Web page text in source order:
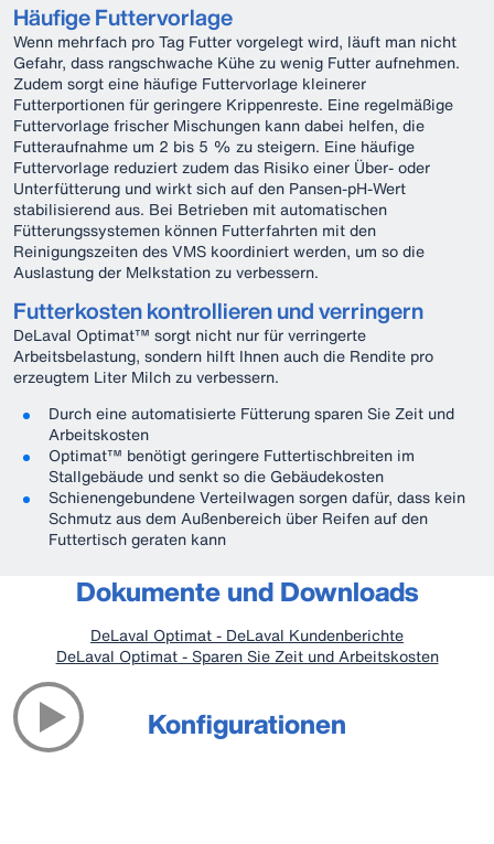
Häufige Futtervorlage
Wenn mehrfach pro Tag Futter vorgelegt wird, läuft man nicht
Gefahr, dass rangschwache Kühe zu wenig Futter aufnehmen.
Zudem sorgt eine häufige Futtervorlage kleinerer
Futterportionen für geringere Krippenreste. Eine regelmäßige
Futtervorlage frischer Mischungen kann dabei helfen, die
Futteraufnahme um 2 bis 5 % zu steigern. Eine häufige
Futtervorlage reduziert zudem das Risiko einer Über- oder
Unterfütterung und wirkt sich auf den Pansen-pH-Wert
stabilisierend aus. Bei Betrieben mit automatischen
Fütterungssystemen können Futterfahrten mit den
Reinigungszeiten des VMS koordiniert werden, um so die
Auslastung der Melkstation zu verbessern.
Futterkosten kontrollieren und verringern
DeLaval Optimat™ sorgt nicht nur für verringerte
Arbeitsbelastung, sondern hilft Ihnen auch die Rendite pro
erzeugtem Liter Milch zu verbessern.
Durch eine automatisierte Fütterung sparen Sie Zeit und
Arbeitskosten
Optimat™ benötigt geringere Futtertischbreiten im
Stallgebäude und senkt so die Gebäudekosten
Schienengebundene Verteilwagen sorgen dafür, dass kein
Schmutz aus dem Außenbereich über Reifen auf den
Futtertisch geraten kann
Dokumente und Downloads
DeLaval Optimat - DeLaval Kundenberichte
DeLaval Optimat - Sparen Sie Zeit und Arbeitskosten
Konfigurationen